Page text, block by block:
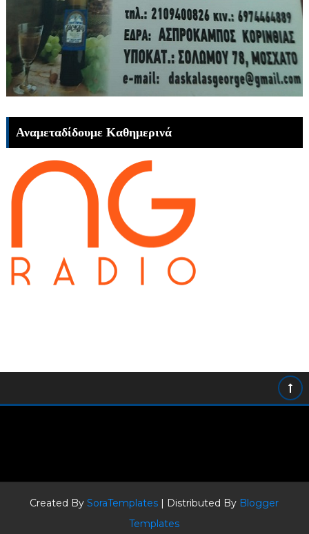
Αναμεταδίδουμε Καθημερινά
Created BySoraTemplates | Distributed By Blogger
Templates